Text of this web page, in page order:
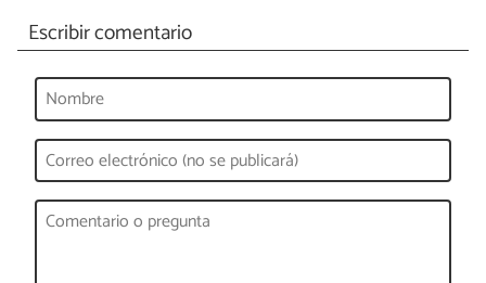
Escribir comentario